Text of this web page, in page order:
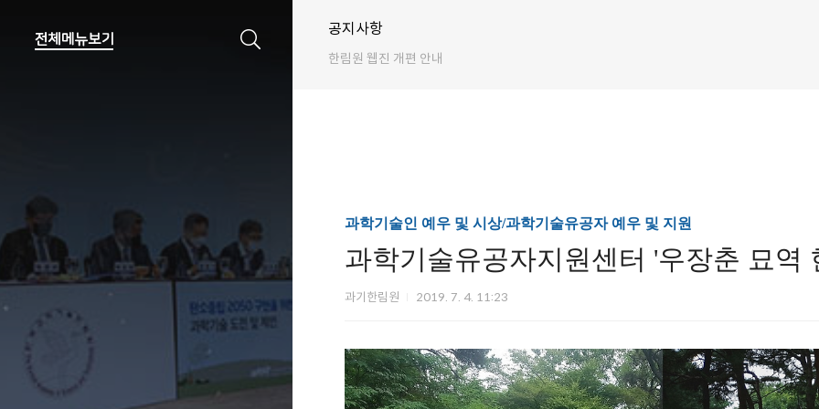
공지사항
한림원 웹진 개편 안내
과학기술인 예우 및 시상/과학기술유공자 예우 및 지원
과학기술유공자지원센터 '우장춘 묘역
과기한림원 2019. 7. 4. 11:23